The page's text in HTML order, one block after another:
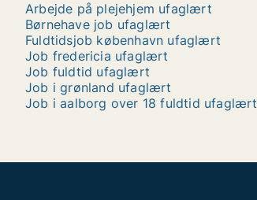
Arbejde på plejehjem ufaglært
Børnehave job ufaglært
Fuldtidsjob københavn ufaglært
Job fredericia ufaglært
Job fuldtid ufaglært
Job i grønland ufaglært
Job i aalborg over 18 fuldtid ufaglært